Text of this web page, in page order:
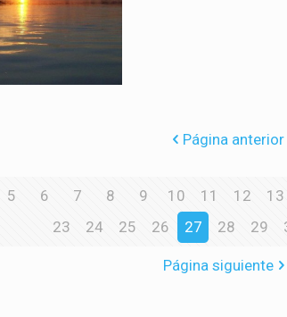
Página anterior
5 6 7 8 9 10 11 12 13
23
24 25 26 27 28 29
Página siguiente